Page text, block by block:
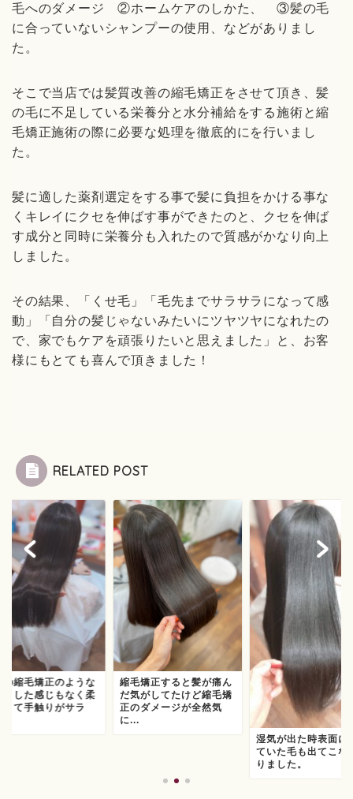
毛へのダメージ ②ホームケアのしかた、 ③髪の毛
に合っていないシャンプーの使用、などがありまし
た。
そこで当店では髪質改善の縮毛矯正をさせて頂き、髪
の毛に不足している栄養分と水分補給をする施術と縮
毛矯正施術の際に必要な処理を徹底的にを行いまし
た。
髪に適した薬剤選定をする事で髪に負担をかける事な
くキレイにクセを伸ばす事ができたのと、クセを伸ば
す成分と同時に栄養分も入れたので質感がかなり向上
しました。
その結果、「くせ毛」「毛先までサラサラになって感
動」「自分の髪じゃないみたいにツヤツヤになれたの
で、家でもケアを頑張りたいと思えました」と、お客
様にもとても喜んで頂きました！
RELATED POST
の縮毛矯正のような
とした感じもなく柔
くて手触りがサラ
縮毛矯正すると髪が痛ん
だ気がしてたけど縮毛矯
正のダメージが全然気
に...
湿気が出た時表面に
ていた毛も出てこな
りました。